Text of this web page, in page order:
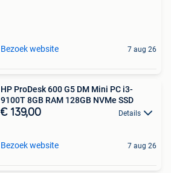
Bezoek website 7 aug 26
HP ProDesk 600 G5 DM Mini PC i3-
9100T 8GB RAM 128GB NVMe SSD
€ 139,00 Details
Bezoek website 7 aug 26